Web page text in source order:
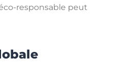
responsable peut